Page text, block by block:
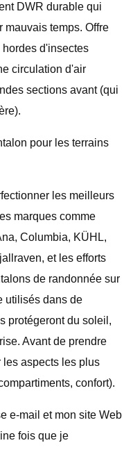
DWR durable qui
mauvais temps. Offre
d'insectes
circulation d'air
sections avant (qui
pour les terrains
les meilleurs
marques comme
Columbia, KÜHL,
et les efforts
de randonnée sur
utilisés dans de
protégeront du soleil,
Avant de prendre
les aspects les plus
confort).
e-mail et mon site Web
fois que je